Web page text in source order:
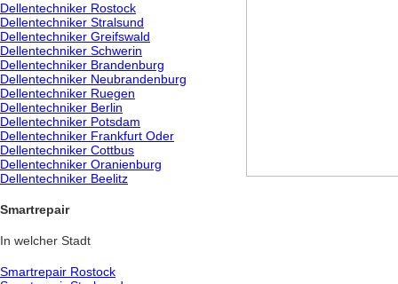
Dellentechniker Rostock
Dellentechniker Stralsund
Dellentechniker Greifswald
Dellentechniker Schwerin
Dellentechniker Brandenburg
Dellentechniker Neubrandenburg
Dellentechniker Ruegen
Dellentechniker Berlin
Dellentechniker Potsdam
Dellentechniker Frankfurt Oder
Dellentechniker Cottbus
Dellentechniker Oranienburg
Dellentechniker Beelitz
Smartrepair
In welcher Stadt
Smartrepair Rostock